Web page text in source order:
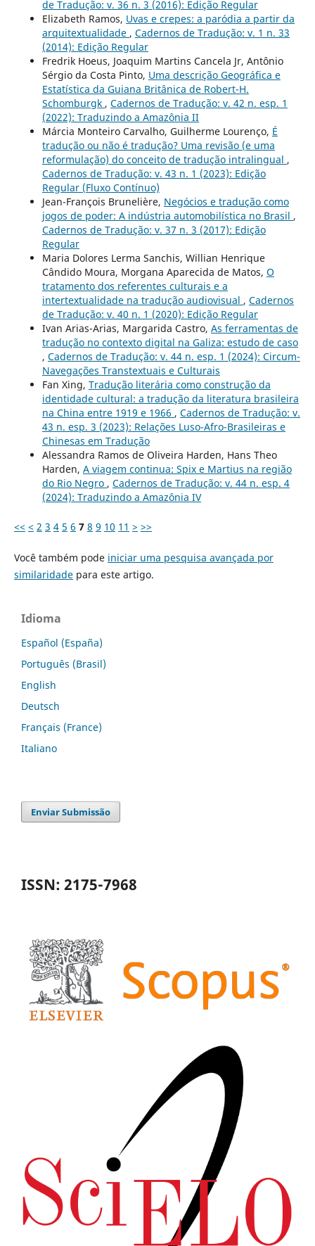
de Tradução: v. 36 n. 3 (2016): Edição Regular
Elizabeth Ramos, Uvas e crepes: a paródia a partir da
arquitextualidade , Cadernos de Tradução: v. 1 n. 33
(2014): Edição Regular
Fredrik Hoeus, Joaquim Martins Cancela Jr, Antônio
Sérgio da Costa Pinto, Uma descrição Geográfica e
Estatística da Guiana Britânica de Robert-H.
Schomburgk , Cadernos de Tradução: v. 42 n. esp. 1
(2022): Traduzindo a Amazônia II
Márcia Monteiro Carvalho, Guilherme Lourenço, É
tradução ou não é tradução? Uma revisão (e uma
reformulação) do conceito de tradução intralingual ,
Cadernos de Tradução: v. 43 n. 1 (2023): Edição
Regular (Fluxo Contínuo)
Jean-François Brunelière, Negócios e tradução como
jogos de poder: A indústria automobilística no Brasil ,
Cadernos de Tradução: v. 37 n. 3 (2017): Edição
Regular
Maria Dolores Lerma Sanchis, Willian Henrique
Cândido Moura, Morgana Aparecida de Matos, O
tratamento dos referentes culturais e a
intertextualidade na tradução audiovisual , Cadernos
de Tradução: v. 40 n. 1 (2020): Edição Regular
Ivan Arias-Arias, Margarida Castro, As ferramentas de
tradução no contexto digital na Galiza: estudo de caso
, Cadernos de Tradução: v. 44 n. esp. 1 (2024): Circum-
Navegações Transtextuais e Culturais
Fan Xing, Tradução literária como construção da
identidade cultural: a tradução da literatura brasileira
na China entre 1919 e 1966 , Cadernos de Tradução: v.
43 n. esp. 3 (2023): Relações Luso-Afro-Brasileiras e
Chinesas em Tradução
Alessandra Ramos de Oliveira Harden, Hans Theo
Harden, A viagem continua: Spix e Martius na região
do Rio Negro , Cadernos de Tradução: v. 44 n. esp. 4
(2024): Traduzindo a Amazônia IV
<< < 2 3 4 5 6 7 8 9 10 11 > >>
Você também pode iniciar uma pesquisa avançada por
similaridadepara este artigo.
Idioma
Español (España)
Português (Brasil)
English
Deutsch
Français (France)
Italiano
Enviar Submissão
ISSN: 2175-7968